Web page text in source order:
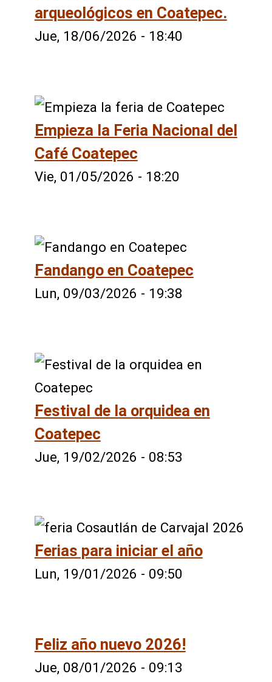
arqueológicos en Coatepec.
Jue, 18/06/2026 - 18:40
Empieza la Feria Nacional del
Café Coatepec
Vie, 01/05/2026 - 18:20
Fandango en Coatepec
Lun, 09/03/2026 - 19:38
Festival de la orquidea en
Coatepec
Jue, 19/02/2026 - 08:53
Ferias para iniciar el año
Lun, 19/01/2026 - 09:50
Feliz año nuevo 2026!
Jue, 08/01/2026 - 09:13